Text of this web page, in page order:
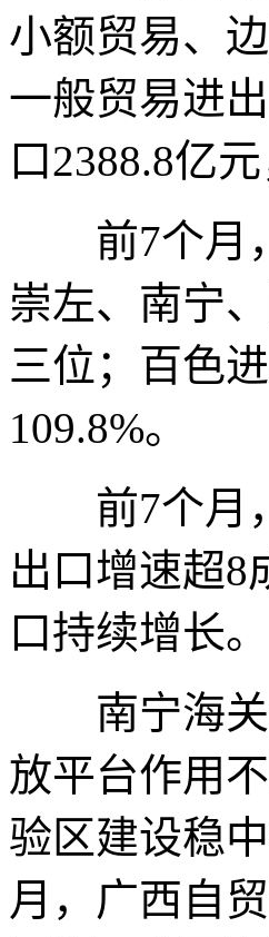
小额贸易、
一般贸易进
口2388.8亿
前7个月，
崇左、南宁
三位；百色
109.8%。
前7个月，
出口增速超8
口持续增长。
南宁海关
放平台作用
验区建设稳
月，广西自